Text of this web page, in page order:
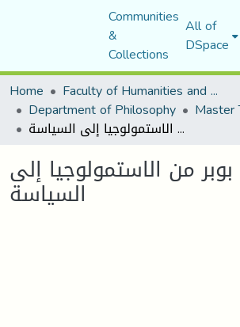
Communities
&
Collections
All of
DSpace
Home
Faculty of Humanities and Social Sciences
Department of Philosophy Master
كارل بوبر من الاستمولوجيا إلى السياسة
من الاستمولوجيا إلى
السياسة